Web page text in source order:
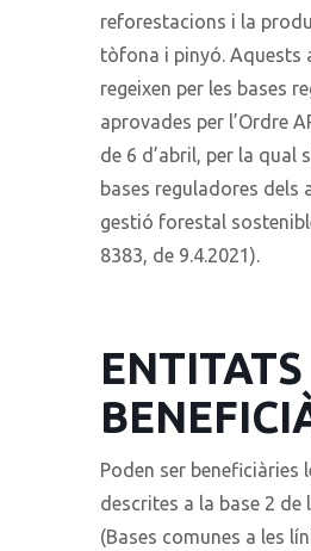
reforestacions i la
tòfona i pinyó. Aquests
regeixen per les bases
aprovades per l’Ordre
de 6 d’abril, per la qual
bases reguladores dels
gestió forestal
8383, de 9.4.2021).
ENTITATS
Poden ser beneficiàries
descrites a la base 2 de
(Bases comunes a les